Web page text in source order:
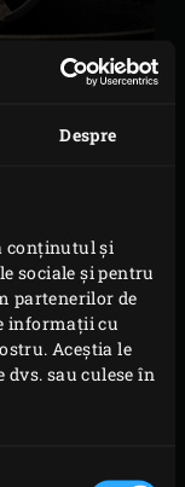
Despre
conținutul și
sociale și pentru
partenerilor de
informații cu
Aceștia le
sau culese în
Big Green Egg-
un debit de
Caldura
din ceramica
in aer liber.
scazut si lent, in